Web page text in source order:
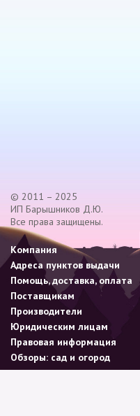
© 2011 – 2025
ИП Барышников Д.Ю.
Все права защищены.
Компания
Адреса пунктов выдачи
Помощь, доставка, оплата
Поставщикам
Производители
Юридическим лицам
Правовая информация
Обзоры: сад и огород